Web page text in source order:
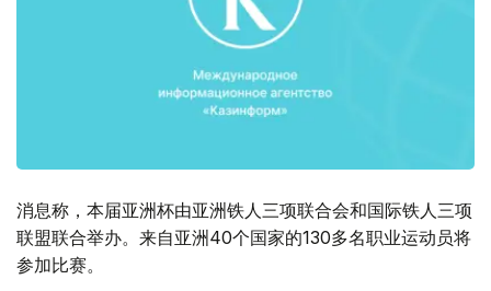
消息称，本届亚洲杯由亚洲铁人三项联合会和国际铁人三项
联盟联合举办。来自亚洲40个国家的130多名职业运动员将
参加比赛。